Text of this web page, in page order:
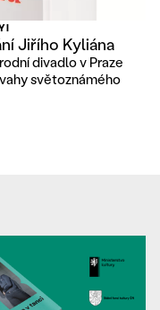
Jiřího Kyliána
divadlo v Praze
světoznámého